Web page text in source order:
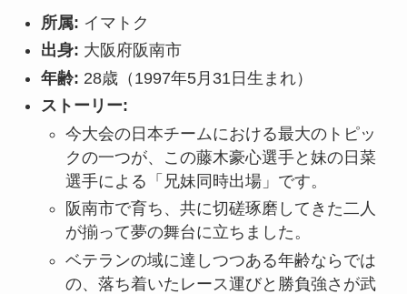
所属: イマトク
出身: 大阪府阪南市
年齢: 28歳（1997年5月31日生まれ）
ストーリー:
今大会の日本チームにおける最大のトピッ
クの一つが、この藤木豪心選手と妹の日菜
選手による「兄妹同時出場」です。
阪南市で育ち、共に切磋琢磨してきた二人
が揃って夢の舞台に立ちました。
ベテランの域に達しつつある年齢ならでは
の、落ち着いたレース運びと勝負強さが武